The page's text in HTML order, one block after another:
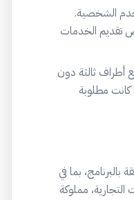
الشخصية.
تقديم الخدمات
أطراف ثالثة دون
مطلوبة
بما في
مملوكة